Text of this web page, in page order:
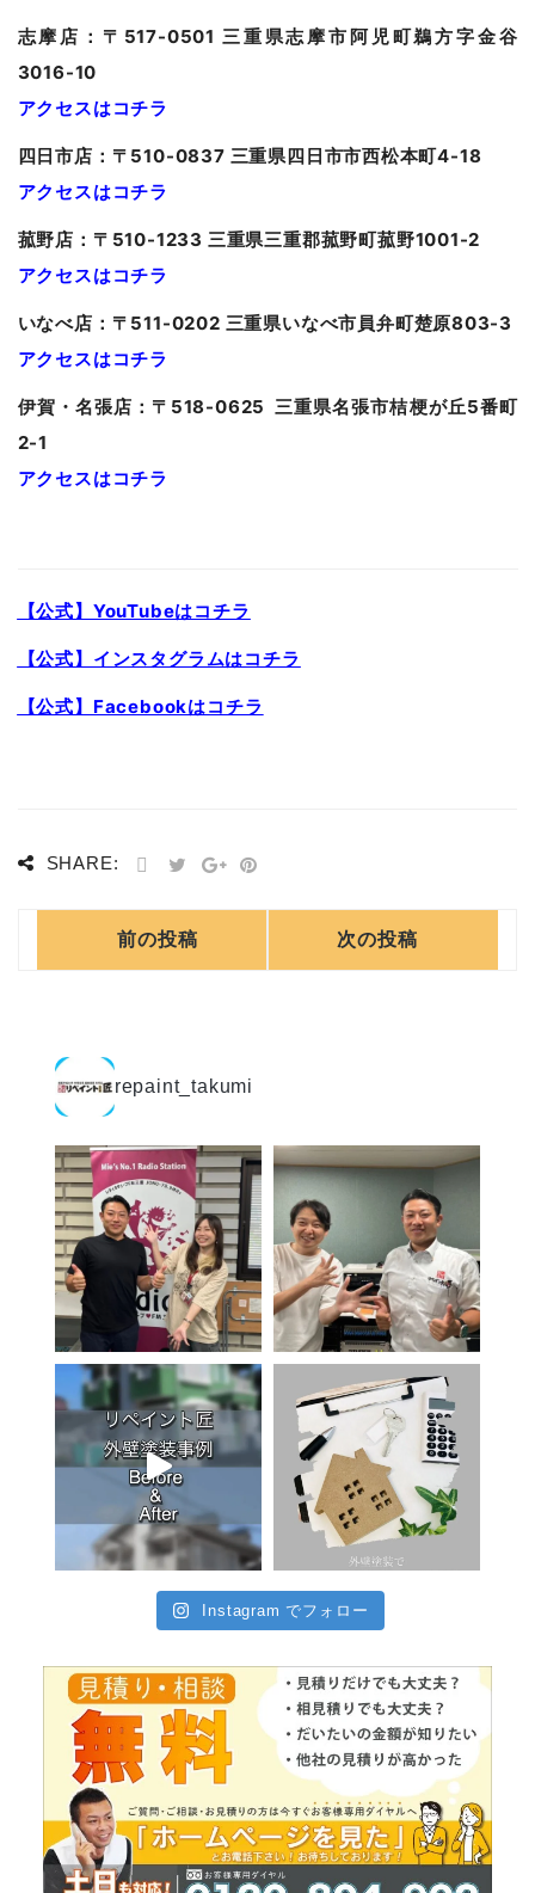
志摩店：〒517-0501 三重県志摩市阿児町鵜方字金谷
3016-10
アクセスはコチラ
四日市店：〒510-0837 三重県四日市市西松本町4-18
アクセスはコチラ
菰野店：〒510-1233 三重県三重郡菰野町菰野1001-2
アクセスはコチラ
いなべ店：〒511-0202 三重県いなべ市員弁町楚原803-3
アクセスはコチラ
伊賀・名張店：〒518-0625 三重県名張市桔梗が丘5番町
2-1
アクセスはコチラ
【公式】YouTubeはコチラ
【公式】インスタグラムはコチラ
【公式】Facebookはコチラ
SHARE:
前の投稿 次の投稿
repaint_takumi
Instagram でフォロー